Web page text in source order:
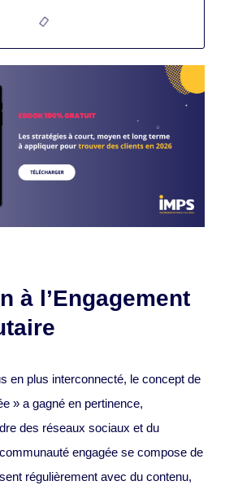
à l’Engagement
en plus interconnecté, le concept de
» a gagné en pertinence,
des réseaux sociaux et du
engagée se compose de
régulièrement avec du contenu,